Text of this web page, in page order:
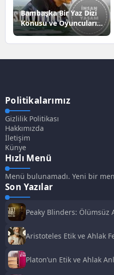
Bambaşka Bir Yaz Dizi
Konusu ve Oyuncuları |
Netflix
Politikalarımız
Gizlilik Politikası
Hakkımızda
İletişim
Künye
Hızlı Menü
Menü bulunamadı. Yeni bir
Son Yazılar
Peaky Blinders: Ölümsüz
Aristoteles Etik ve Ahlak
Platon’un Etik ve Ahlak